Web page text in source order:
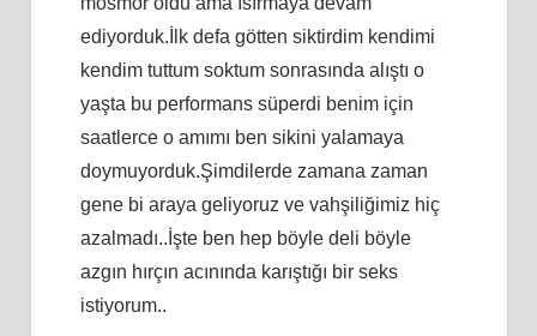
ediyorduk.İlk defa götten siktirdim kendimi
kendim tuttum soktum sonrasında alıştı o
yaşta bu performans süperdi benim için
saatlerce o amımı ben sikini yalamaya
doymuyorduk.Şimdilerde zamana zaman
gene bi araya geliyoruz ve vahşiliğimiz hiç
azalmadı..İşte ben hep böyle deli böyle
azgın hırçın acınında karıştığı bir seks
istiyorum..